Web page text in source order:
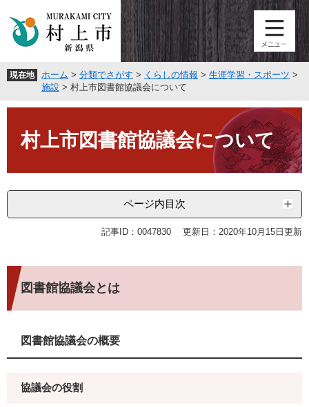
頭
す
飛
し
現在地 ホーム > 分類でさがす > くらしの情報 > 生涯学習・スポーツ >
施設 > 村上市図書館協議会について
村上市図書館協議会について
ページ内目次
記事ID：0047830 更新日：2020年10月15日更新
図書館協議会とは
図書館協議会の概要
協議会の役割